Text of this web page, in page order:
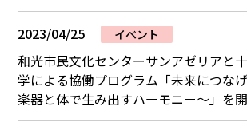
2023/04/25 イベント
和光市民文化センターサンアゼリアと
学による協働プログラム「未来につな
楽器と体で生み出すハーモニー～」を